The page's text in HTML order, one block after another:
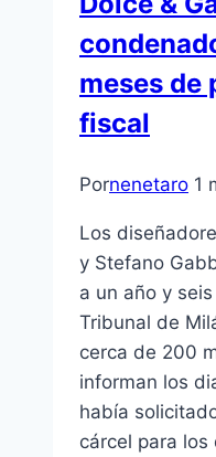
meses de
fiscal
Pornenetaro 1
Los
y Stefano
a un año y
Tribunal de
cerca de 200
informan los
había
cárcel para